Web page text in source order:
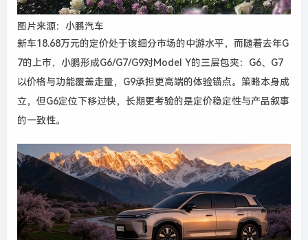
图片来源：小鹏汽车
新车18.68万元的定价处于该细分市场的中游水平，而随着去年G
7的上市，小鹏形成G6/G7/G9对Model Y的三层包夹：G6、G7
以价格与功能覆盖走量，G9承担更高端的体验锚点。策略本身成
立，但G6定位下移过快，长期更考验的是定价稳定性与产品叙事
的一致性。